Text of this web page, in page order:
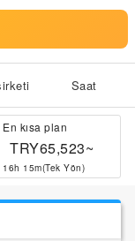
Saat
En kısa plan
TRY65,523~
16h 15m(Tek Yön)